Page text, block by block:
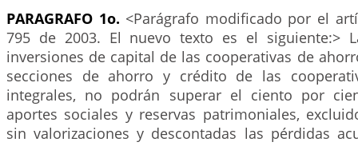
PARAGRAFO 1o. <Parágrafo modificado por el
795 de 2003. El nuevo texto es el siguiente:>
inversiones de capital de las cooperativas de
secciones de ahorro y crédito de las
integrales, no podrán superar el ciento por
aportes sociales y reservas patrimoniales,
sin valorizaciones y descontadas las pérdidas